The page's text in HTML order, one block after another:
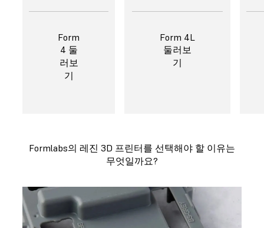
Form
4 둘
러보
기
Form 4L
둘러보
기
Formlabs의 레진 3D 프린터를 선택해야 할 이유는
무엇일까요?